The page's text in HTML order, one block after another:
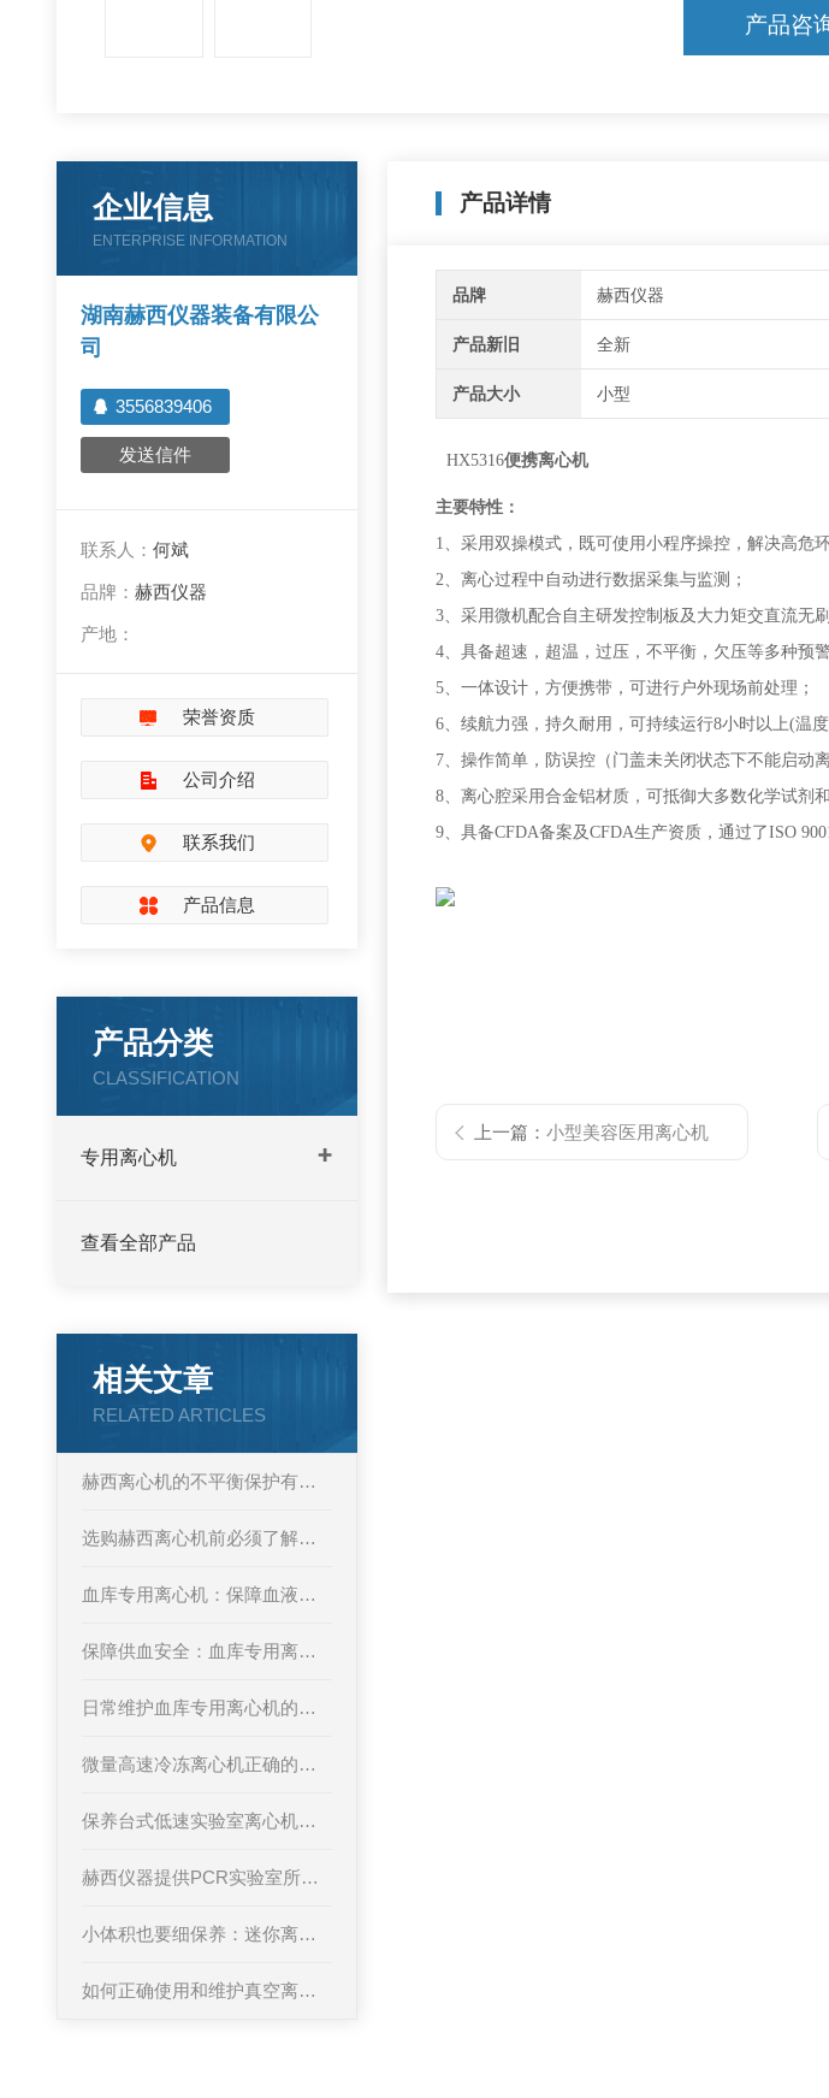
产品咨
产品详情
品牌 赫西仪器
产品新旧 全新
产品大小 小型
HX5316便携离心机
主要特性：
1、采用双操模式，既可使用小程序操控，解决高危
2、离心过程中自动进行数据采集与监测；
3、采用微机配合自主研发控制板及大力矩交直流无
4、具备超速，超温，过压，不平衡，欠压等多种预警
5、一体设计，方便携带，可进行户外现场前处理；
6、续航力强，持久耐用，可持续运行8小时以上(温度
7、操作简单，防误控（门盖未关闭状态下不能启动
8、离心腔采用合金铝材质，可抵御大多数化学试剂
9、具备CFDA备案及CFDA生产资质，通过了ISO
上一篇：小型美容医用离心机
企业信息
ENTERPRISE INFORMATION
湖南赫西仪器装备有限公
司
3556839406
发送信件
联系人：何斌
品牌：赫西仪器
产地：
荣誉资质
公司介绍
联系我们
产品信息
产品分类
CLASSIFICATION
专用离心机
查看全部产品
相关文章
RELATED ARTICLES
赫西离心机的不平衡保护有多灵敏？
选购赫西离心机前必须了解的5大关键点
血库专用离心机：保障血液成分分离质量的核心设备
保障供血安全：血库专用离心机的作用与优势
日常维护血库专用离心机的指南方针
微量高速冷冻离心机正确的操作方式介绍
保养台式低速实验室离心机，不是你想的这么容易！
赫西仪器提供PCR实验室所需求的离心机
小体积也要细保养：迷你离心机的日常养护清单
如何正确使用和维护真空离心浓缩仪？